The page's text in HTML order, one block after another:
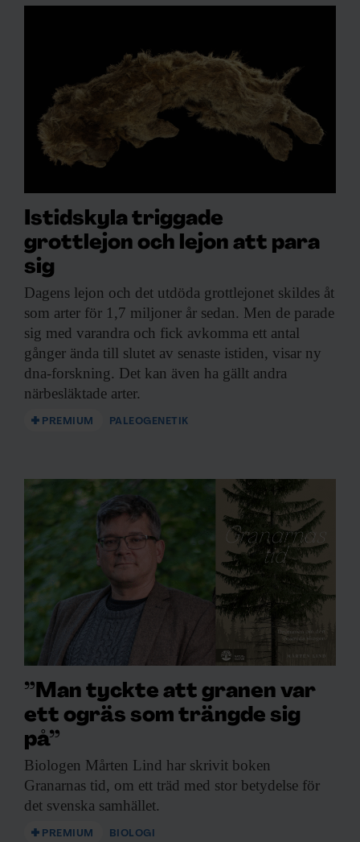
Istidskyla triggade
grottlejon och lejon att para
sig
Dagens lejon och det utdöda grottlejonet skildes åt
som arter för 1,7 miljoner år sedan. Men de parade
sig med varandra och fick avkomma ett antal
gånger ända till slutet av senaste istiden, visar ny
dna-forskning. Det kan även ha gällt andra
närbesläktade arter.
PREMIUM PALEOGENETIK
”Man tyckte att granen var
ett ogräs som trängde sig
på”
Biologen Mårten Lind har skrivit boken
Granarnas tid, om ett träd med stor betydelse för
det svenska samhället.
PREMIUM BIOLOGI